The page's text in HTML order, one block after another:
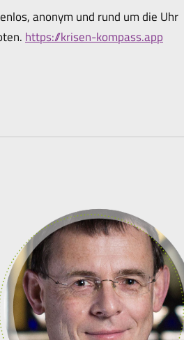
anonym und rund um die Uhr
https://krisen-kompass.app